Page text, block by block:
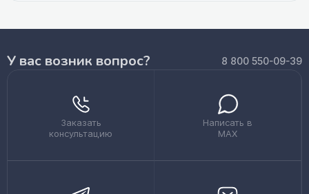
У вас возник вопрос? 8 800 550-09-39
Заказать
консультацию
Написать в
MAX